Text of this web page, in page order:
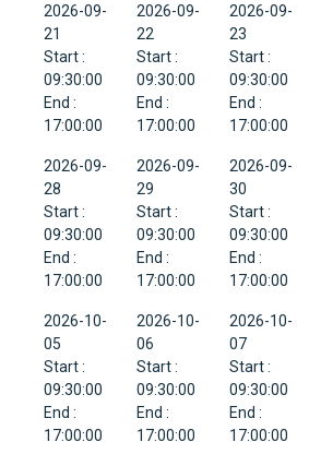
2026-09-
21
Start :
09:30:00
End :
17:00:00
2026-09-
22
Start :
09:30:00
End :
17:00:00
2026-09-
23
Start :
09:30:00
End :
17:00:00
2026-09-
28
Start :
09:30:00
End :
17:00:00
2026-09-
29
Start :
09:30:00
End :
17:00:00
2026-09-
30
Start :
09:30:00
End :
17:00:00
2026-10-
05
Start :
09:30:00
End :
17:00:00
2026-10-
06
Start :
09:30:00
End :
17:00:00
2026-10-
07
Start :
09:30:00
End :
17:00:00